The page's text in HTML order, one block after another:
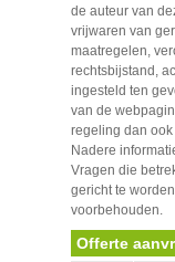
de auteur van
vrijwaren van
maatregelen,
rechtsbijstand,
ingesteld ten
van de
regeling dan ook
Nadere
Vragen die
gericht te
voorbehouden.
Offerte